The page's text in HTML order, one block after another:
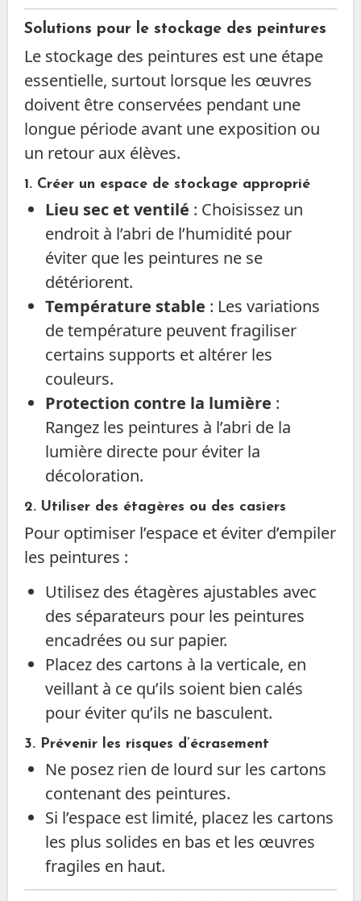
Solutions pour le stockage des peintures
Le stockage des peintures est une étape
essentielle, surtout lorsque les œuvres
doivent être conservées pendant une
longue période avant une exposition ou
un retour aux élèves.
1. Créer un espace de stockage approprié
Lieu sec et ventilé : Choisissez un
endroit à l’abri de l’humidité pour
éviter que les peintures ne se
détériorent.
Température stable : Les variations
de température peuvent fragiliser
certains supports et altérer les
couleurs.
Protection contre la lumière :
Rangez les peintures à l’abri de la
lumière directe pour éviter la
décoloration.
2. Utiliser des étagères ou des casiers
Pour optimiser l’espace et éviter d’empiler
les peintures :
Utilisez des étagères ajustables avec
des séparateurs pour les peintures
encadrées ou sur papier.
Placez des cartons à la verticale, en
veillant à ce qu’ils soient bien calés
pour éviter qu’ils ne basculent.
3. Prévenir les risques d’écrasement
Ne posez rien de lourd sur les cartons
contenant des peintures.
Si l’espace est limité, placez les cartons
les plus solides en bas et les œuvres
fragiles en haut.